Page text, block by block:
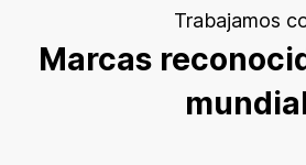
Trabajamos
Marcas